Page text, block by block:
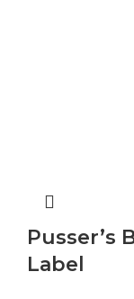
Pusser’s
Label